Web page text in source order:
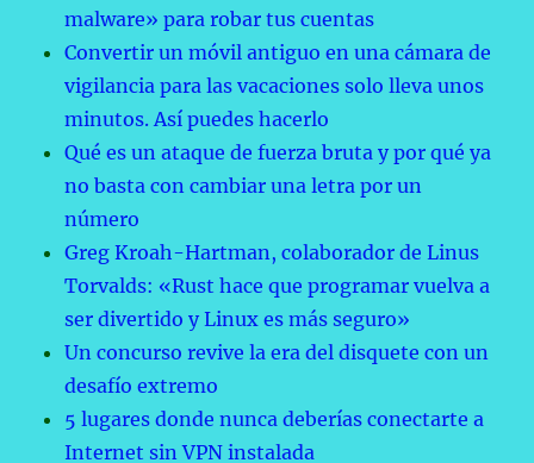
malware» para robar tus cuentas
Convertir un móvil antiguo en una cámara de
vigilancia para las vacaciones solo lleva unos
minutos. Así puedes hacerlo
Qué es un ataque de fuerza bruta y por qué ya
no basta con cambiar una letra por un
número
Greg Kroah-Hartman, colaborador de Linus
Torvalds: «Rust hace que programar vuelva a
ser divertido y Linux es más seguro»
Un concurso revive la era del disquete con un
desafío extremo
5 lugares donde nunca deberías conectarte a
Internet sin VPN instalada